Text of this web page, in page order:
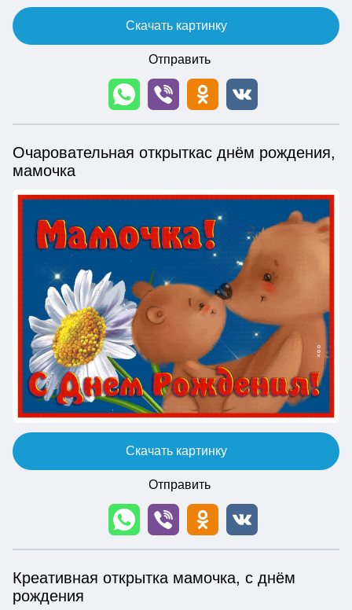
Скачать картинку
Отправить
Очаровательная открыткас днём рождения,
мамочка
Скачать картинку
Отправить
Креативная открытка мамочка, с днём
рождения